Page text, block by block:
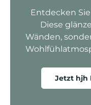
Entdecken
Diese
Wänden,
Jetzt hjh